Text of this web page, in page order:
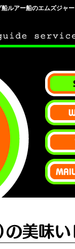
ルアー船のエムズジャ